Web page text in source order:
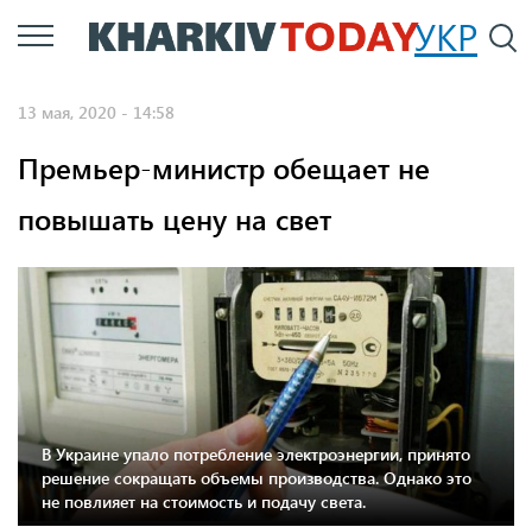
Перейти
к
УКР
13 мая, 2020 - 14:58
Премьер-министр обещает не
повышать цену на свет
В Украине упало потребление электроэнергии, принято
решение сокращать объемы производства. Однако это
не повлияет на стоимость и подачу света.